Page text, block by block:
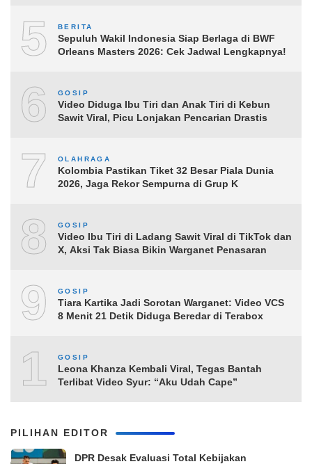
5 BERITA
Sepuluh Wakil Indonesia Siap Berlaga di BWF
Orleans Masters 2026: Cek Jadwal Lengkapnya!
6 GOSIP
Video Diduga Ibu Tiri dan Anak Tiri di Kebun
Sawit Viral, Picu Lonjakan Pencarian Drastis
7 OLAHRAGA
Kolombia Pastikan Tiket 32 Besar Piala Dunia
2026, Jaga Rekor Sempurna di Grup K
8 GOSIP
Video Ibu Tiri di Ladang Sawit Viral di TikTok dan
X, Aksi Tak Biasa Bikin Warganet Penasaran
9 GOSIP
Tiara Kartika Jadi Sorotan Warganet: Video VCS
8 Menit 21 Detik Diduga Beredar di Terabox
10
GOSIP
Leona Khanza Kembali Viral, Tegas Bantah
Terlibat Video Syur: “Aku Udah Cape”
PILIHAN EDITOR
DPR Desak Evaluasi Total Kebijakan